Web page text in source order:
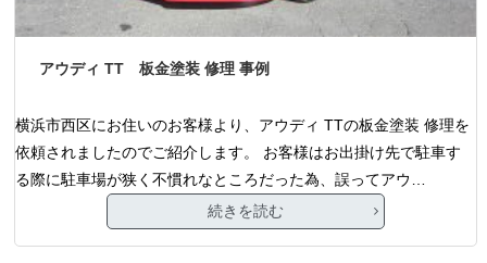
アウディ TT 板金塗装 修理 事例
横浜市西区にお住いのお客様より、アウディ TTの板金塗装 修理を
依頼されましたのでご紹介します。 お客様はお出掛け先で駐車す
る際に駐車場が狭く不慣れなところだった為、誤ってアウ…
続きを読む